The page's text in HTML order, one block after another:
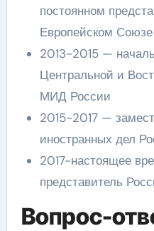
постоянном
Европейском Союзе
2013-2015 —
Центральной и
МИД России
2015-2017 —
иностранных дел
2017-настоящее
представитель
Вопрос-